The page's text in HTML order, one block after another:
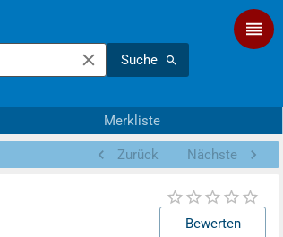
Suche
Merkliste
Zurück Nächste
Bewerten